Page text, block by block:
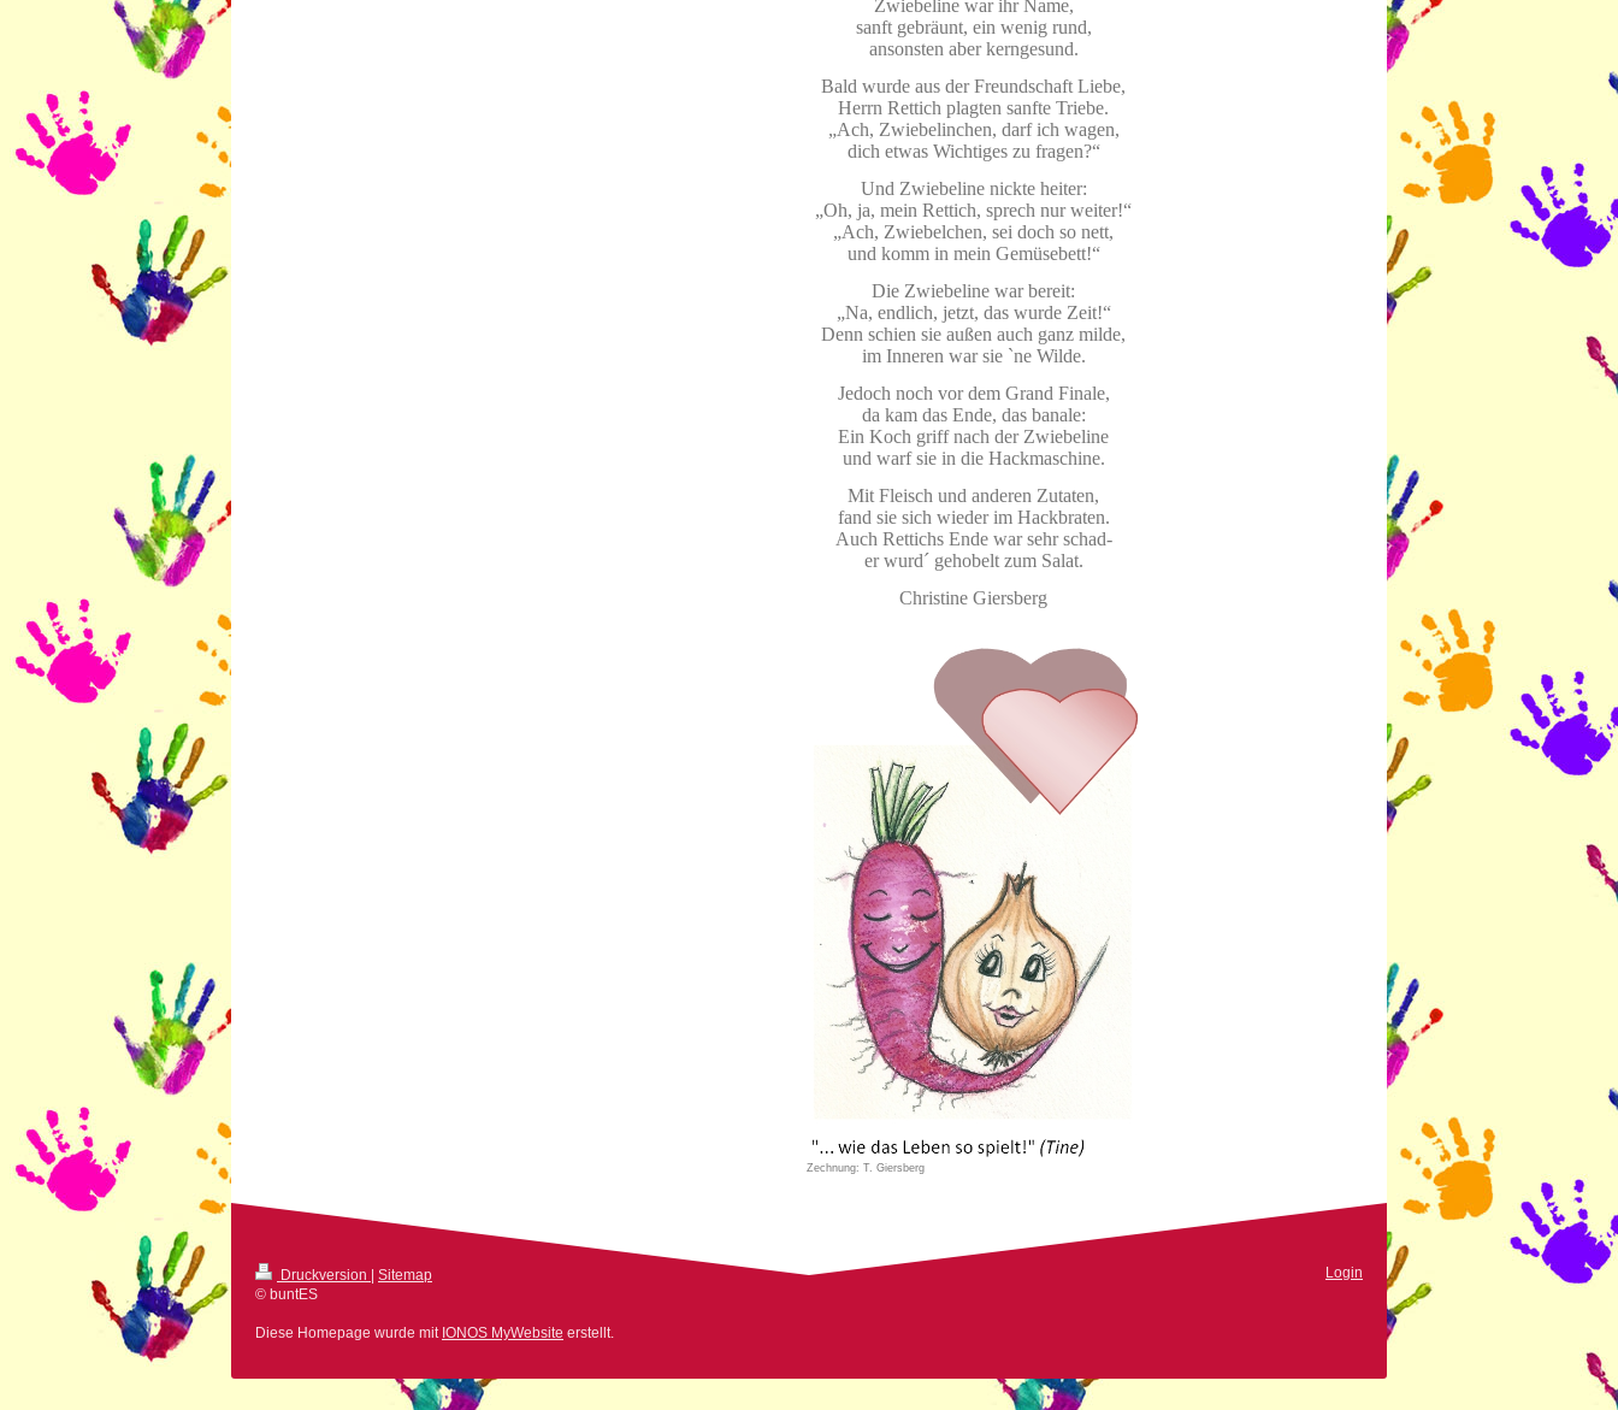
Zwiebeline war ihr Name,
sanft gebräunt, ein wenig rund,
ansonsten aber kerngesund.
Bald wurde aus der Freundschaft Liebe,
Herrn Rettich plagten sanfte Triebe.
„Ach, Zwiebelinchen, darf ich wagen,
dich etwas Wichtiges zu fragen?“
Und Zwiebeline nickte heiter:
„Oh, ja, mein Rettich, sprech nur weiter!“
„Ach, Zwiebelchen, sei doch so nett,
und komm in mein Gemüsebett!“
Die Zwiebeline war bereit:
„Na, endlich, jetzt, das wurde Zeit!“
Denn schien sie außen auch ganz milde,
im Inneren war sie `ne Wilde.
Jedoch noch vor dem Grand Finale,
da kam das Ende, das banale:
Ein Koch griff nach der Zwiebeline
und warf sie in die Hackmaschine.
Mit Fleisch und anderen Zutaten,
fand sie sich wieder im Hackbraten.
Auch Rettichs Ende war sehr schad-
er wurd´ gehobelt zum Salat.
Christine Giersberg
Zechnung: T. Giersberg
Druckversion | Sitemap
© buntES
Diese Homepage wurde mit IONOS MyWebsite erstellt.
Login